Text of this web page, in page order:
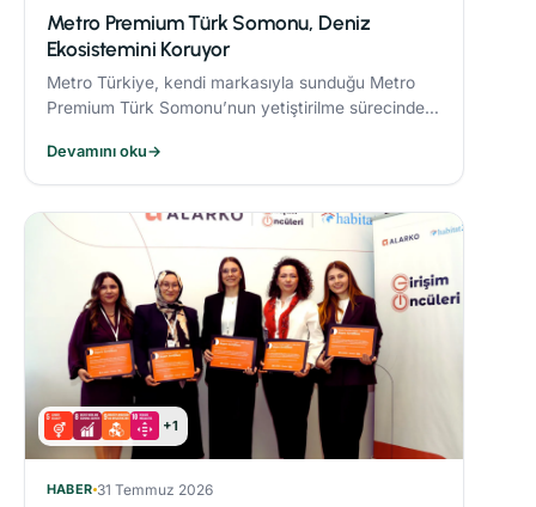
Metro Premium Türk Somonu, Deniz
Ekosistemini Koruyor
Metro Türkiye, kendi markasıyla sunduğu Metro
Premium Türk Somonu’nun yetiştirilme sürecinde
uyguluyor.
Devamını oku→
+1
HABER 31 Temmuz 2026